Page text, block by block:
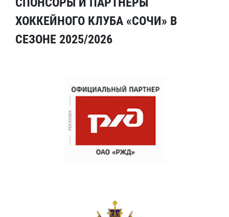
ХОККЕЙНОГО КЛУБА «СОЧИ» В
СЕЗОНЕ 2025/2026